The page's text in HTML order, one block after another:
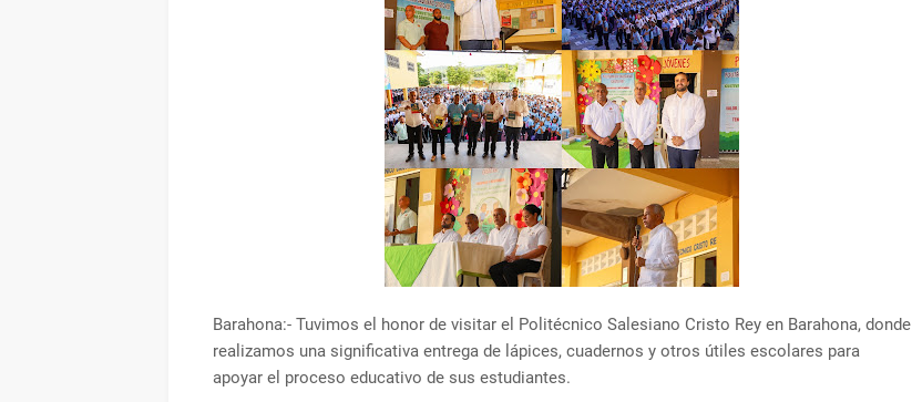
Barahona:- Tuvimos el honor de visitar el Politécnico Salesiano Cristo Rey en Barahona, donde
realizamos una significativa entrega de lápices, cuadernos y otros útiles escolares para
apoyar el proceso educativo de sus estudiantes.